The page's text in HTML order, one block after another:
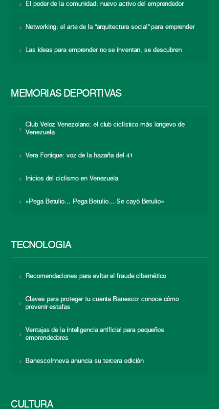
El poder de la comunidad: nuevo activo del emprendedor
Networking: el arte de la “arquitectura social” para emprender
Las ideas para emprender no se inventan, se descubren
MEMORIAS DEPORTIVAS
Club Veloz Venezolano: el club ciclístico más longevo de
Venezuela
Vera Fortique: voz de la hazaña del 41
Inicios del ciclismo en Venezuela
«Pega Betulio… Pega Betulio… Se cayó Betulio»
TECNOLOGÍA
Recomendaciones para evitar el fraude cibernético
Claves para proteger tu cuenta Banesco: conoce cómo
prevenir estafas
Ventajas de la inteligencia artificial para pequeños
emprendedores
BanescoInnova anuncia su tercera edición
CULTURA